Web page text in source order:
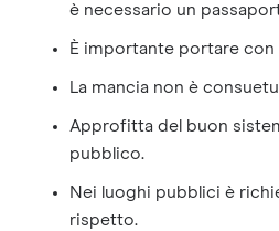
è necessario un
È importante portare con
La mancia non è
Approfitta del buon
pubblico.
Nei luoghi pubblici è
rispetto.